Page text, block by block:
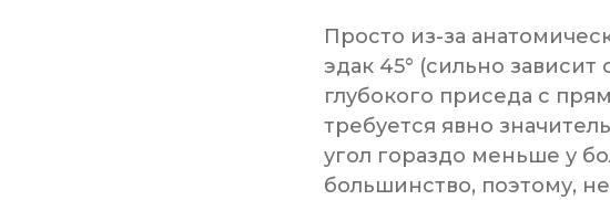
Просто из-за
эдак 45° (сильно
глубокого приседа с
требуется явно
угол гораздо меньше у
большинство, поэтому,